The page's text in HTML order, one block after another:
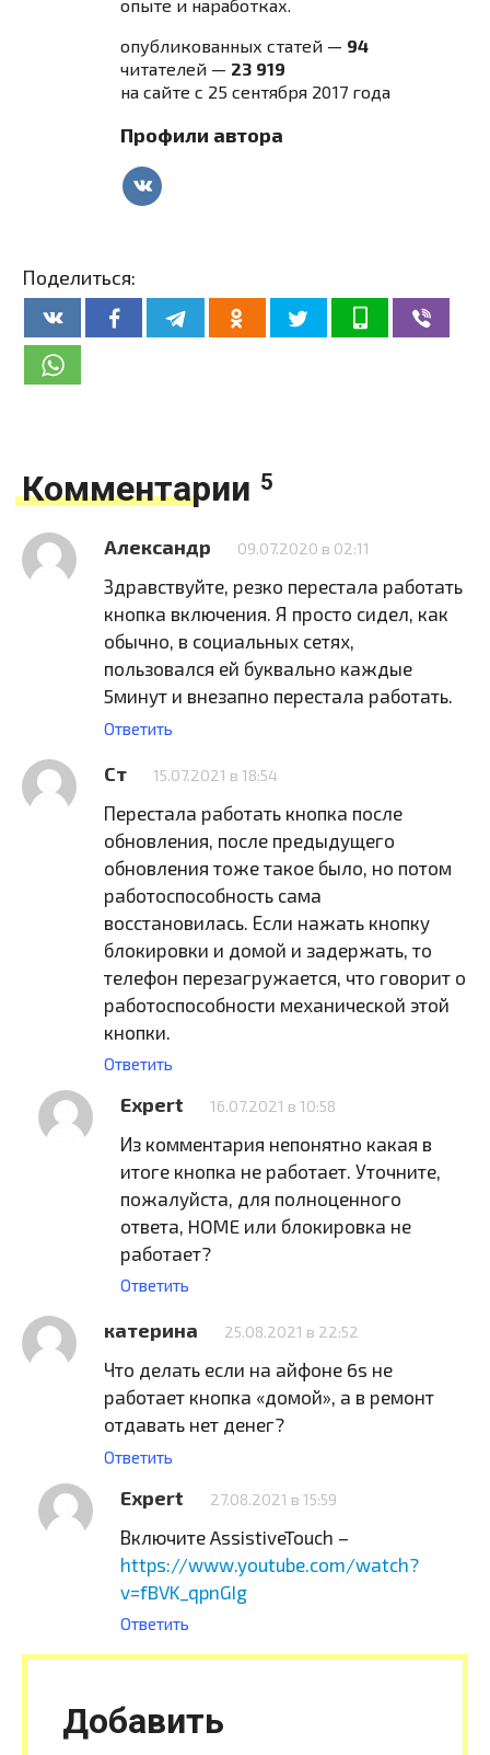
опыте и наработках.
опубликованных статей — 94
читателей — 23 919
на сайте с 25 сентября 2017 года
Профили автора
Поделиться:
Комментарии 5
Александр 09.07.2020 в 02:11
Здравствуйте, резко перестала работать
кнопка включения. Я просто сидел, как
обычно, в социальных сетях,
пользовался ей буквально каждые
5минут и внезапно перестала работать.
Ответить
Ст 15.07.2021 в 18:54
Перестала работать кнопка после
обновления, после предыдущего
обновления тоже такое было, но потом
работоспособность сама
восстановилась. Если нажать кнопку
блокировки и домой и задержать, то
телефон перезагружается, что говорит о
работоспособности механической этой
кнопки.
Ответить
Expert 16.07.2021 в 10:58
Из комментария непонятно какая в
итоге кнопка не работает. Уточните,
пожалуйста, для полноценного
ответа, HOME или блокировка не
работает?
Ответить
катерина 25.08.2021 в 22:52
Что делать если на айфоне 6s не
работает кнопка «домой», а в ремонт
отдавать нет денег?
Ответить
Expert 27.08.2021 в 15:59
Включите AssistiveTouch –
https://www.youtube.com/watch?
v=fBVK_qpnGIg
Ответить
Добавить